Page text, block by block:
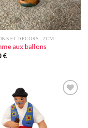
ET DÉCORS - 7CM
aux ballons
€